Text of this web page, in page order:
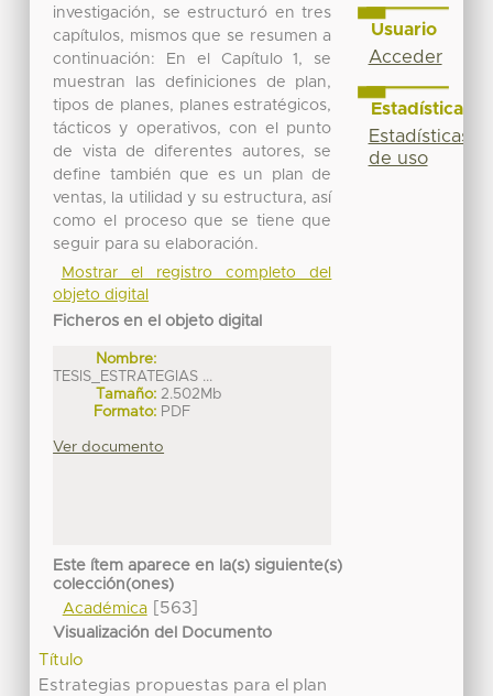
investigación, se estructuró en tres
capítulos, mismos que se resumen a
continuación: En el Capítulo 1, se
muestran las definiciones de plan,
tipos de planes, planes estratégicos,
tácticos y operativos, con el punto
de vista de diferentes autores, se
define también que es un plan de
ventas, la utilidad y su estructura, así
como el proceso que se tiene que
seguir para su elaboración.
Mostrar el registro completo del
objeto digital
Ficheros en el objeto digital
Nombre:
TESIS_ESTRATEGIAS ...
Tamaño: 2.502Mb
Formato: PDF
Ver documento
Este ítem aparece en la(s) siguiente(s)
colección(ones)
Académica[563]
Visualización del Documento
Título
Estrategias propuestas para el plan
Usuario
Acceder
Estadísticas
Estadísticas
de uso